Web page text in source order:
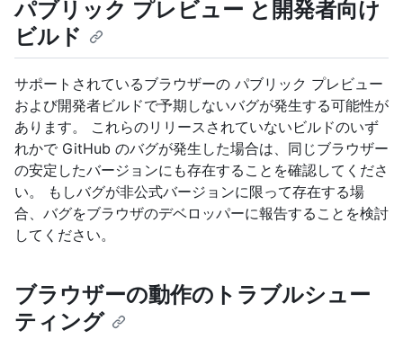
パブリック プレビュー と開発者向け
ビルド
サポートされているブラウザーの パブリック プレビュー
および開発者ビルドで予期しないバグが発生する可能性が
あります。 これらのリリースされていないビルドのいず
れかで GitHub のバグが発生した場合は、同じブラウザー
の安定したバージョンにも存在することを確認してくださ
い。 もしバグが非公式バージョンに限って存在する場
合、バグをブラウザのデベロッパーに報告することを検討
してください。
ブラウザーの動作のトラブルシュー
ティング